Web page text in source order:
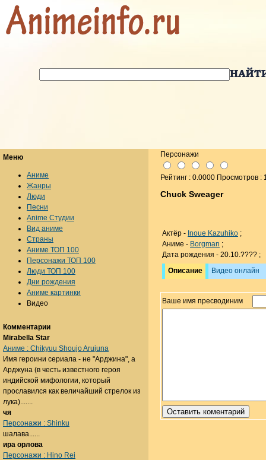
Персонажи
Рейтинг : 0.0000 Просмотров :
Chuck Sweager
Актёр - Inoue Kazuhiko ;
Аниме - Borgman ;
Дата рождения - 20.10.???? ;
Описание
Видео онлайн
Ваше имя пресводиним
Меню
Аниме
Жанры
Люди
Песни
Anime Студии
Вид аниме
Страны
Аниме ТОП 100
Персонажи ТОП 100
Люди ТОП 100
Дни рождения
Аниме картинки
Видео
Комментарии
Mirabella Star
Аниме : Chikyuu Shoujo Arujuna
Имя героини сериала - не "Арджина", а
Арджуна (в честь известного героя
индийской мифологии, который
прославился как величайший стрелок из
лука).......
чя
Персонажи : Shinku
шалава......
ира орлова
Персонажи : Hino Rei